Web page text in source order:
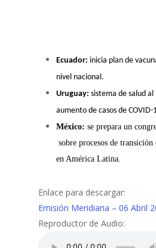
Ecuador: inicia plan de
nivel nacional.
Uruguay: sistema de salud
aumento de casos de COVID-
México: se prepara un
sobre procesos de
en América Latina.
Enlace para descargar:
Emisión Meridiana – 06 Abril
Reproductor de Audio: